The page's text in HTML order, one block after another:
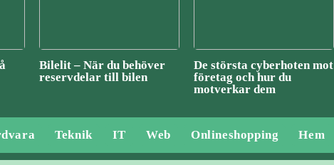
Bilelit – När du behöver
reservdelar till bilen
De största cyberhoten mot
företag och hur du
motverkar dem
Teknik IT Web Onlineshopping Hem